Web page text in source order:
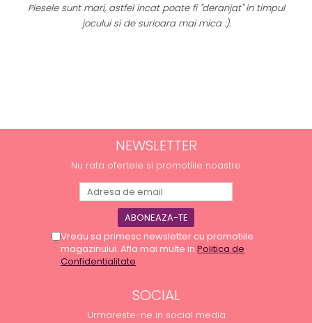
Piesele sunt mari, astfel incat poate fi "deranjat" in timpul
jocului si de surioara mai mica :).
NEWSLETTER
Nu rata ofertele si promotiile noastre
Vreau sa primesc newsletter cu promotiile
magazinului. Afla mai multe in Politica de
Confidentialitate
SOCIAL
Urmareste-ne in social media